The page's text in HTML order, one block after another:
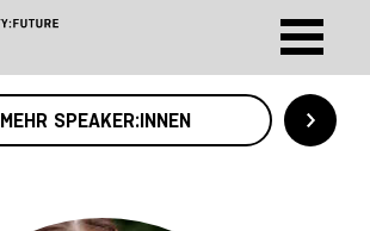
MEHR SPEAKER:INNEN